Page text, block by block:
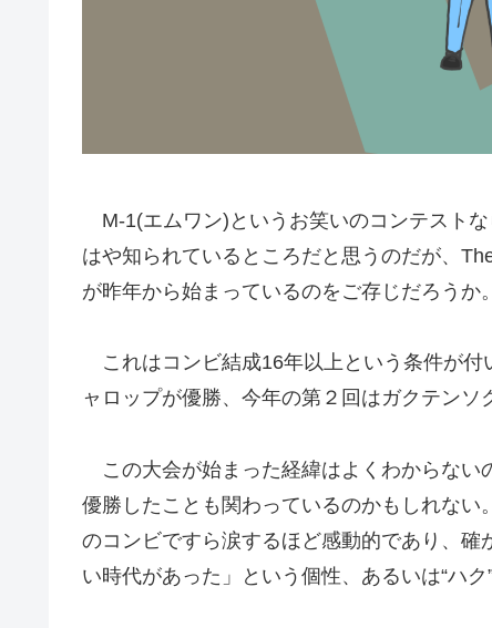
M-1(エムワン)というお笑いのコンテスト
はや知られているところだと思うのだが、
が昨年から始まっているのをご存じだろうか。
これはコンビ結成16年以上という条件が付
ャロップが優勝、今年の第２回はガクテンソ
この大会が始まった経緯はよくわからない
優勝したことも関わっているのかもしれな
のコンビですら涙するほど感動的であり、
い時代があった」という個性、あるいは“ハ